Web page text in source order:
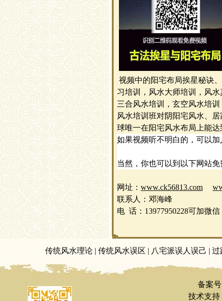
视频中的阳宅布局挨星秘诀
习培训，风水大师培训，风
三合风水培训，玄空风水培
风水培训班对阴阳宅风水、
球唯一在阳宅风水布局上能
如果视频听不明白的，可以加
当然，你也可以到以下网站
网址 ： www.ck56813.com
联系人
：邓海峰
电 话 ： 13977950228可加微
传统风水理论 | 传统风水误区 | 八宅派误人误己 | 过
备案
技术支持